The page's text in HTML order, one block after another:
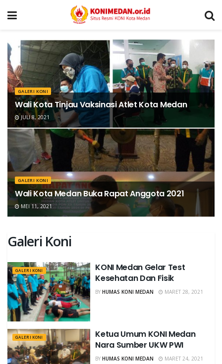
GALERI KONI
Wali Kota Tinjau Vaksinasi Atlet Kota Medan
JULI 8, 2021
GALERI KONI
Wali Kota Medan Buka Rapat Anggota 2021
MEI 11, 2021
Galeri Koni
GALERI KONI
KONI Medan Gelar Test
Kesehatan Dan Fisik
BY HUMAS KONI MEDAN MARET 28, 2021
GALERI KONI
Ketua Umum KONI Medan
Nara Sumber UKW PWI
BY HUMAS KONI MEDAN MARET 24, 2021